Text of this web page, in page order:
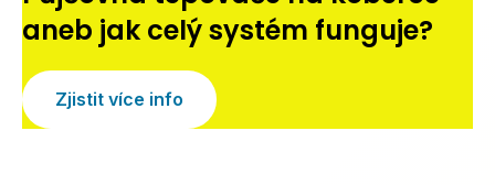
aneb jak celý systém funguje?
Zjistit více info